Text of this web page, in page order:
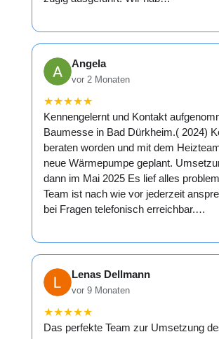
Angela
vor 2 Monaten
★★★★★
Kennengelernt und Kontakt
Baumesse in Bad Dürkheim.( 2024)
beraten worden und mit dem
neue Wärmepumpe geplant.
dann im Mai 2025 Es lief alles
Team ist nach wie vor jederzeit
bei Fragen telefonisch erreichbar.…
Lenas Dellmann
vor 9 Monaten
★★★★★
Das perfekte Team zur Umsetzung